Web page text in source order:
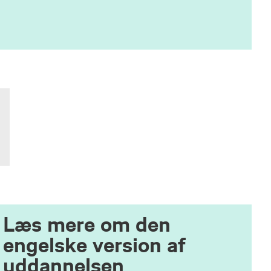
Læs mere om den
engelske version af
uddannelsen